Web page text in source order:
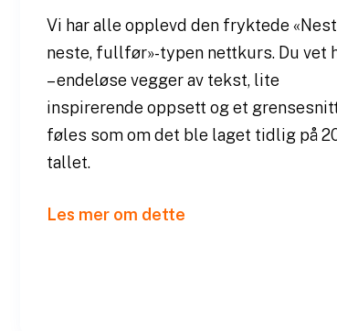
Vi har alle opplevd den fryktede
neste, fullfør»-typen nettkurs. Du vet
– endeløse vegger av tekst, lite
inspirerende oppsett og et
føles som om det ble laget tidlig på
tallet.
Les mer om dette